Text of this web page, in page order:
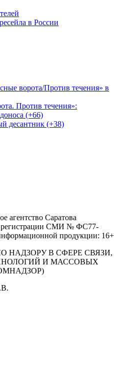
в России
ворота/Против течения» в
Против течения»:
(+66)
десантник (+38)
агентство Саратова
регистрации СМИ № ФС77-
продукции: 16+
НАДЗОРУ В СФЕРЕ СВЯЗИ,
И МАССОВЫХ